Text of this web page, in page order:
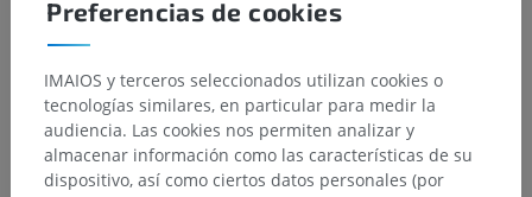
Preferencias de cookies
IMAIOS y terceros seleccionados utilizan cookies o
tecnologías similares, en particular para medir la
audiencia. Las cookies nos permiten analizar y
almacenar información como las características de su
dispositivo, así como ciertos datos personales (por